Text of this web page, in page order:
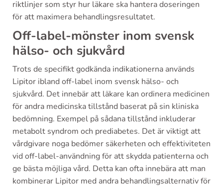
riktlinjer som styr hur läkare ska hantera doseringen
för att maximera behandlingsresultatet.
Off-label-mönster inom svensk
hälso- och sjukvård
Trots de specifikt godkända indikationerna används
Lipitor ibland off-label inom svensk hälso- och
sjukvård. Det innebär att läkare kan ordinera medicinen
för andra medicinska tillstånd baserat på sin kliniska
bedömning. Exempel på sådana tillstånd inkluderar
metabolt syndrom och prediabetes. Det är viktigt att
vårdgivare noga bedömer säkerheten och effektiviteten
vid off-label-användning för att skydda patienterna och
ge bästa möjliga vård. Detta kan ofta innebära att man
kombinerar Lipitor med andra behandlingsalternativ för